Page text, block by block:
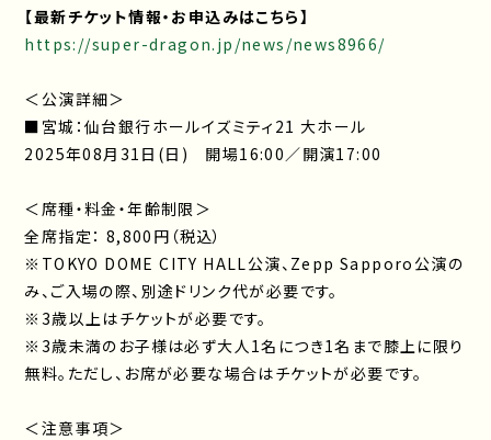
【最新チケット情報・お申込みはこちら】
https://super-dragon.jp/news/news8966/
＜公演詳細＞
■宮城：仙台銀行ホールイズミティ21 大ホール
2025年08月31日(日) 開場16:00／開演17:00
＜席種・料金・年齢制限＞
全席指定： 8,800円（税込）
※TOKYO DOME CITY HALL公演、Zepp Sapporo公演の
み、ご入場の際、別途ドリンク代が必要です。
※3歳以上はチケットが必要です。
※3歳未満のお子様は必ず大人1名につき1名まで膝上に限り
無料。ただし、お席が必要な場合はチケットが必要です。
＜注意事項＞